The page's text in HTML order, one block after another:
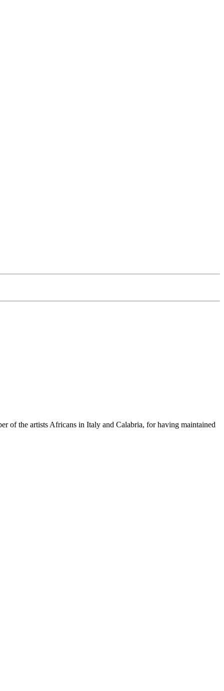
of the artists Africans in Italy and Calabria, for having maintained